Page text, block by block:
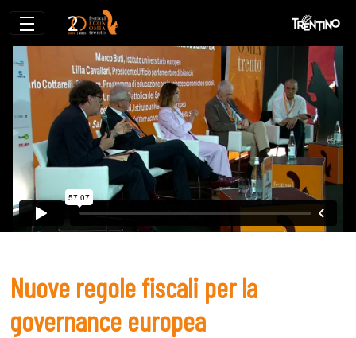
Nuove regole fiscali per la governance
Nuove regole fiscali per la
governance europea